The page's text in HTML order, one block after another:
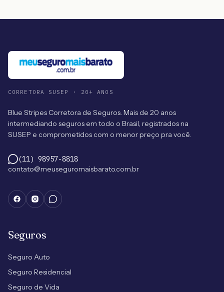
CORRETORA SUSEP · 20+ ANOS
Blue Stripes Corretora de Seguros. Mais de 20 anos
intermediando seguros em todo o Brasil, registrados na
SUSEP e comprometidos com o menor preço pra você.
(11) 98957-8818
contato@meuseguromaisbarato.com.br
Seguros
Seguro Auto
Seguro Residencial
Seguro de Vida